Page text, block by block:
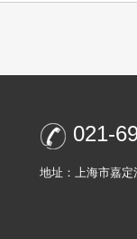
021-
地址：上海市嘉定